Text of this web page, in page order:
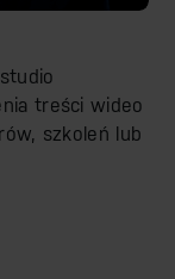
treści wideo
szkoleń lub